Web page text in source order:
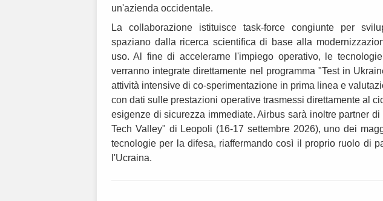
un'azienda occidentale.
La collaborazione istituisce task-force congiunte per
spaziano dalla ricerca scientifica di base alla
uso. Al fine di accelerarne l'impiego operativo, le
verranno integrate direttamente nel programma "Test in
attività intensive di co-sperimentazione in prima linea e
con dati sulle prestazioni operative trasmessi direttamente al
esigenze di sicurezza immediate. Airbus sarà inoltre partner
Tech Valley" di Leopoli (16-17 settembre 2026), uno dei
tecnologie per la difesa, riaffermando così il proprio ruolo di
l'Ucraina.